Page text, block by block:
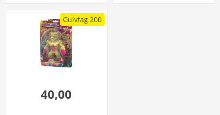
Gulvfag 200
40,00